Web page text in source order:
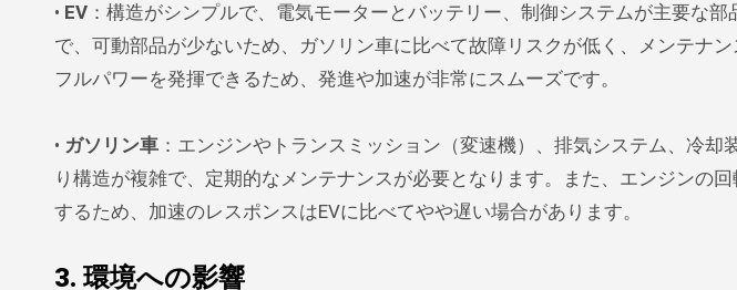
• EV ：構造がシンプルで、電気モーターとバッテリー、制御システムが主要な
で、可動部品が少ないため、ガソリン車に比べて故障リスクが低く、メンテナ
フルパワーを発揮できるため、発進や加速が非常にスムーズです。
• ガソリン車 ：エンジンやトランスミッション（変速機）、排気システム、冷却
り構造が複雑で、定期的なメンテナンスが必要となります。また、エンジンの
するため、加速のレスポンスはEVに比べてやや遅い場合があります。
3. 環境への影響